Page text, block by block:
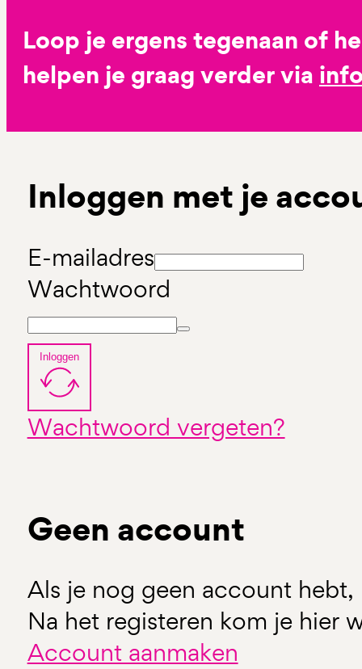
Loop je ergens tegenaan of
helpen je graag verder via
Inloggen met je
E-mailadres
Wachtwoord
Inloggen
Wachtwoord vergeten?
Geen account
Als je nog geen account hebt,
Na het registeren kom je hier
Account aanmaken